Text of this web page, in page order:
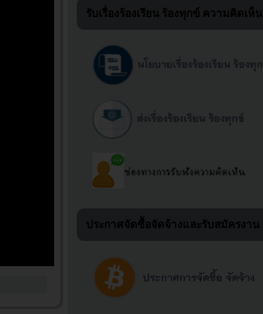
รับเรื่องร้องเรียน ร้องทุกข์ ความคิดเห็น
ประกาศจัดซื้อจัดจ้างและรับสมัครงาน